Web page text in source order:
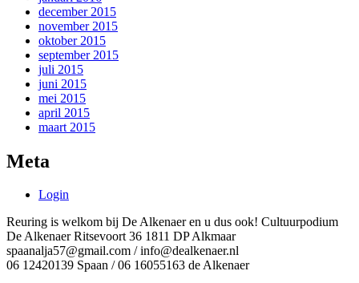
december 2015
november 2015
oktober 2015
september 2015
juli 2015
juni 2015
mei 2015
april 2015
maart 2015
Meta
Login
Reuring is welkom bij De Alkenaer en u dus ook! Cultuurpodium
De Alkenaer Ritsevoort 36 1811 DP Alkmaar
spaanalja57@gmail.com / info@dealkenaer.nl
06 12420139 Spaan / 06 16055163 de Alkenaer